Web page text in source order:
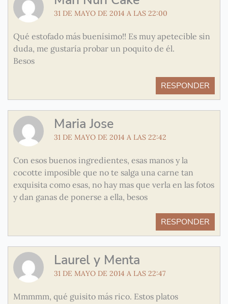
31 DE MAYO DE 2014 A LAS 22:00
Qué estofado más buenísimo!! Es muy apetecible sin
duda, me gustaría probar un poquito de él.
Besos
RESPONDER
Maria Jose
31 DE MAYO DE 2014 A LAS 22:42
Con esos buenos ingredientes, esas manos y la
cocotte imposible que no te salga una carne tan
exquisita como esas, no hay mas que verla en las fotos
y dan ganas de ponerse a ella, besos
RESPONDER
Laurel y Menta
31 DE MAYO DE 2014 A LAS 22:47
Mmmmm, qué guisito más rico. Estos platos